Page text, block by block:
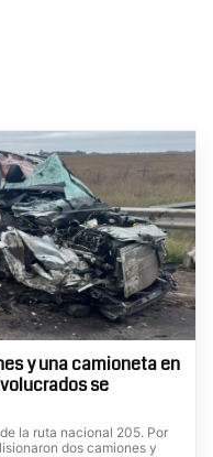
y una camioneta en
se
la ruta nacional 205. Por
dos camiones y